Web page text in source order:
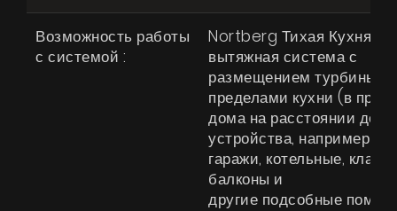
Сотрудничество
Контакты
RU
Возможность работы
с системой :
Nortberg Тихая Кухня -
вытяжная система с
размещением турбины за
пределами кухни (в
дома на расстоянии до 4
устройства, например
гаражи, котельные,
балконы и
другие подсобные